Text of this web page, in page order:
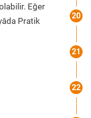
Eğer
Pratik
20
21
22